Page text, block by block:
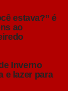
estava?” é
ao
Inverno
e lazer para